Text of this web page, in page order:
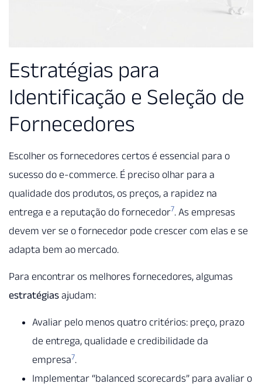
Estratégias para
Identificação e Seleção de
Fornecedores
Escolher os fornecedores certos é essencial para o
sucesso do e-commerce. É preciso olhar para a
qualidade dos produtos, os preços, a rapidez na
entrega e a reputação do fornecedor7. As empresas
devem ver se o fornecedor pode crescer com elas e se
adapta bem ao mercado.
Para encontrar os melhores fornecedores, algumas
estratégias ajudam:
Avaliar pelo menos quatro critérios: preço, prazo
de entrega, qualidade e credibilidade da
empresa7.
Implementar “balanced scorecards” para avaliar o